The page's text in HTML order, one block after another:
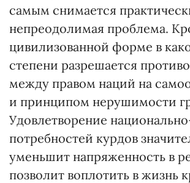
самым снимается
непреодолимая проблема.
цивилизованной форме в
степени разрешается
между правом наций на
и принципом нерушимости
Удовлетворение
потребностей курдов
уменьшит напряженность в
позволит воплотить в жизнь